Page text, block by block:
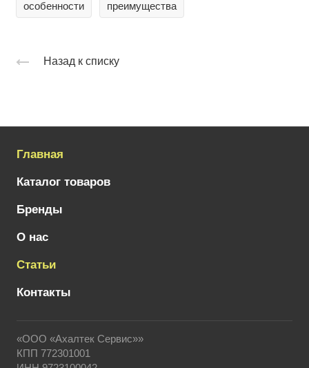
особенности преимущества
Назад к списку
Главная
Каталог товаров
Бренды
О нас
Статьи
Контакты
«ООО «Ахалтек Сервис»»
КПП 772301001